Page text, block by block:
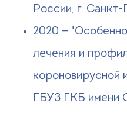
России, г.
2020 —
лечения и
короновирусной
ГБУЗ ГКБ имени